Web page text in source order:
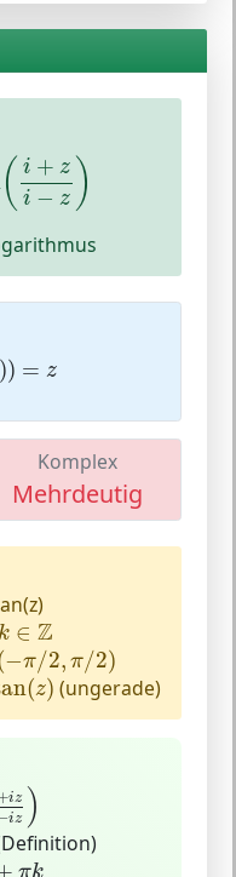
( i + z
i − z )
i+z − z)
) = z
z) z
Komplex
Mehrdeutig
k ∈ Z
∈ Z
−π/2, π/2)
− π/2,π /2)
(z)
(z) (ungerade)
iz
iz )
i z 1−
k